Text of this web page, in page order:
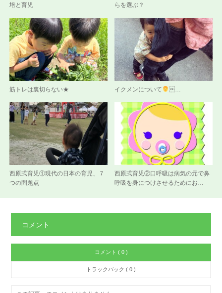
培と育児
らを選ぶ？
筋トレは裏切らない★ イクメンについて ‍…
西原式育児①現代の日本の育児、７
つの問題点
西原式育児②口呼吸は病気の元で鼻
呼吸を身につけさせるためにお…
コメント
コメント ( 0 )
トラックバック ( 0 )